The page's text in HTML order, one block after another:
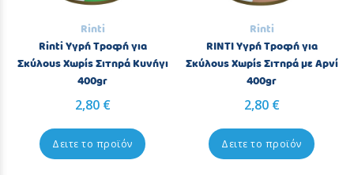
Rinti
Rinti Υγρή Τροφή για
Σκύλους Χωρίς Σιτηρά Κυνήγι
400gr
2,80 €
Δειτε το προϊόν
Rinti
RINTI Υγρή Τροφή για
Σκύλους Χωρίς Σιτηρά με Αρνί
400gr
2,80 €
Δειτε το προϊόν